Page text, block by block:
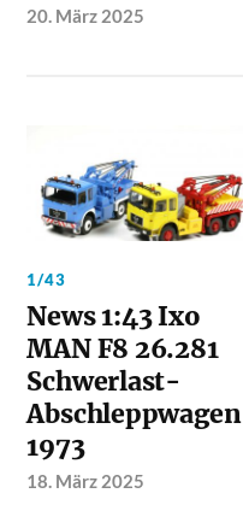
20. März 2025
1/43
News 1:43 Ixo
MAN F8 26.281
Schwerlast-
Abschleppwagen
1973
18. März 2025